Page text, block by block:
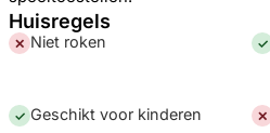
Huisregels
✕ Niet roken ✓
✓ Geschikt voor kinderen ✕